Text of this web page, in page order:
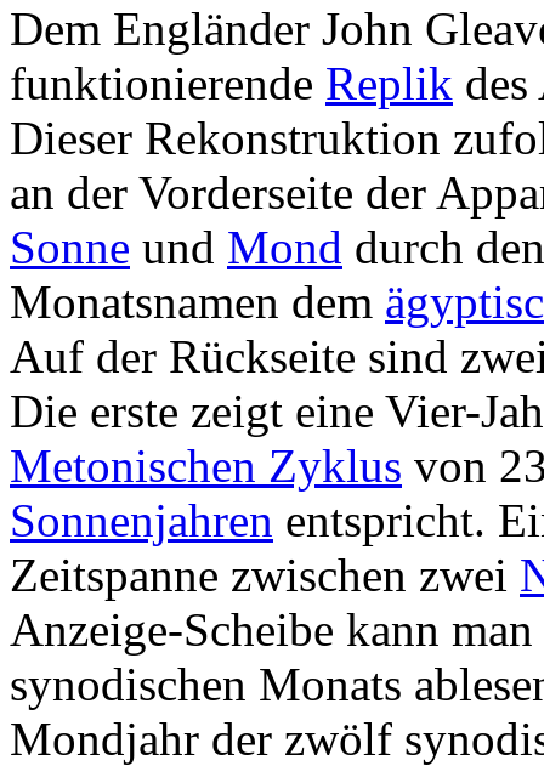
Dem Engländer John
funktionierende Replik
Dieser Rekonstruktion
an der Vorderseite der
Sonne und Mond durch
Monatsnamen dem
Auf der Rückseite sind
Die erste zeigt eine Vier-
Metonischen Zyklus von
Sonnenjahren entspricht.
Zeitspanne zwischen zwei
Anzeige-Scheibe kann
synodischen Monats
Mondjahr der zwölf